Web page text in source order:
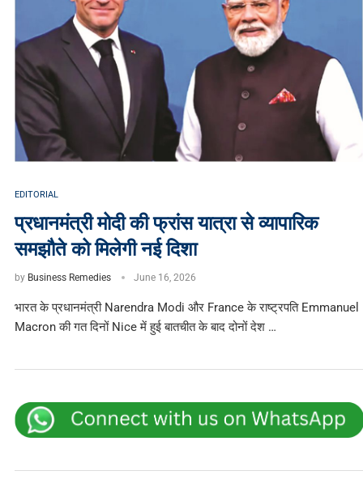
EDITORIAL
प्रधानमंत्री मोदी की फ्रांस यात्रा से व्यापारिक
समझौते को मिलेगी नई दिशा
by Business Remedies June 16, 2026
भारत के प्रधानमंत्री Narendra Modi और France के राष्ट्रपति Emmanuel
Macron की गत दिनों Nice में हुई बातचीत के बाद दोनों देश …